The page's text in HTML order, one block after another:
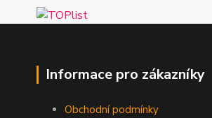
Informace pro zákazníky
Obchodní podmínky